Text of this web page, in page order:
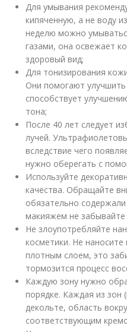
Для умывания
кипяченную, а не воду
неделю можно
газами, она освежает
здоровый вид;
Для тонизирования
Они помогают
способствует
тона;
После 40 лет следует
лучей.
вследствие чего
нужно оберегать с
Используйте
качества. Обращайте
обязательно
макияжем не
Не злоупотребляйте
косметики. Не
плотным слоем, это
тормозится процесс
Каждую зону нужно
порядке. Каждая из зон
декольте, область
соответствующим